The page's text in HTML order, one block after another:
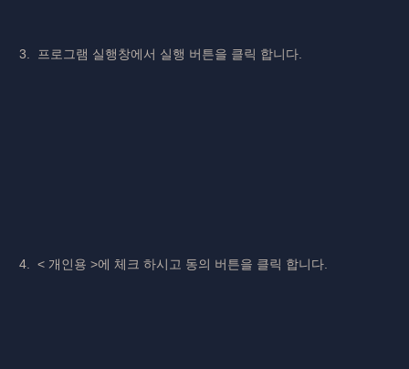
3. 프로그램 실행창에서 실행 버튼을 클릭 합니다.
4. < 개인용 >에 체크 하시고 동의 버튼을 클릭 합니다.